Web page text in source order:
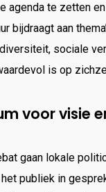
agenda te zetten
bijdraagt aan
sociale
is op
voor visie
gaan lokale
publiek in